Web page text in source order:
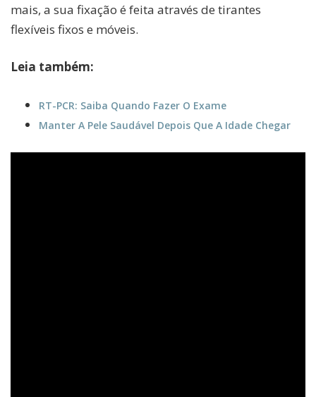
mais, a sua fixação é feita através de tirantes
flexíveis fixos e móveis.
Leia também:
RT-PCR: Saiba Quando Fazer O Exame
Manter A Pele Saudável Depois Que A Idade Chegar